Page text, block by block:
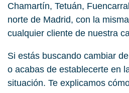
d
e
u
o
_
y
_
Chamartín, Tetuán,
norte de Madrid, con la
cualquier cliente de nuestra
Si estás buscando cambiar de
o acabas de establecerte en
situación. Te explicamos